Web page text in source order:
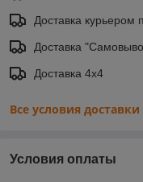
Доставка курьером
Доставка
Доставка 4х4
Все условия доставки
Условия оплаты